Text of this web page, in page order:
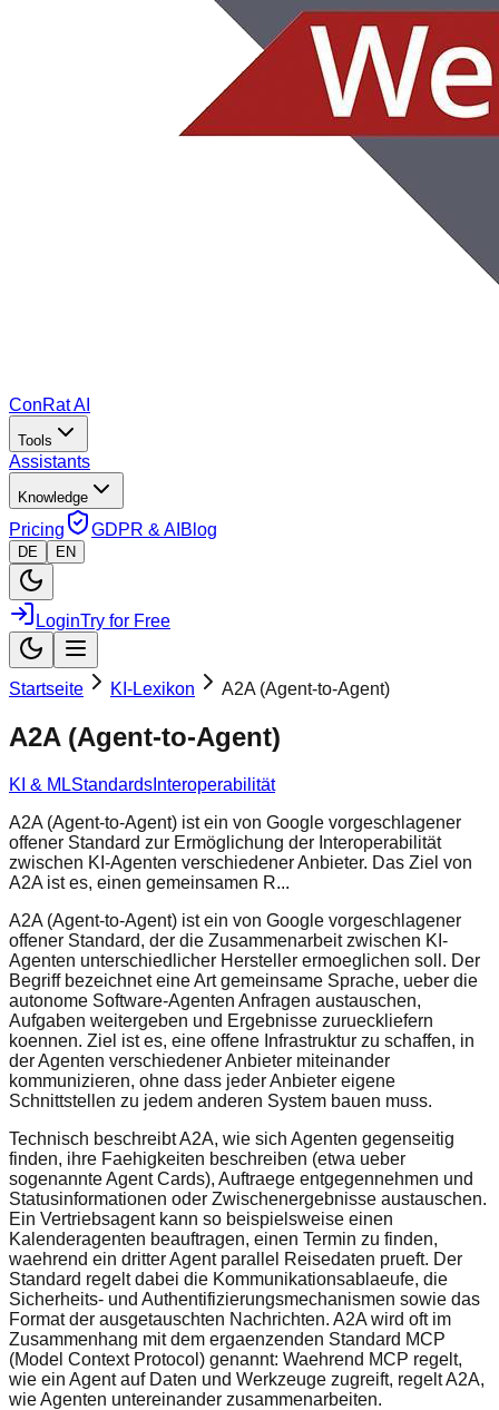
ConRat AI
Tools
Assistants
Knowledge
Pricing GDPR & AI Blog
DE EN
LoginTry for Free
Startseite KI-Lexikon A2A (Agent-to-Agent)
A2A (Agent-to-Agent)
KI & MLStandards Interoperabilität
A2A (Agent-to-Agent) ist ein von Google vorgeschlagener
offener Standard zur Ermöglichung der Interoperabilität
zwischen KI-Agenten verschiedener Anbieter. Das Ziel von
A2A ist es, einen gemeinsamen R...
A2A (Agent-to-Agent) ist ein von Google vorgeschlagener
offener Standard, der die Zusammenarbeit zwischen KI-
Agenten unterschiedlicher Hersteller ermoeglichen soll. Der
Begriff bezeichnet eine Art gemeinsame Sprache, ueber die
autonome Software-Agenten Anfragen austauschen,
Aufgaben weitergeben und Ergebnisse zurueckliefern
koennen. Ziel ist es, eine offene Infrastruktur zu schaffen, in
der Agenten verschiedener Anbieter miteinander
kommunizieren, ohne dass jeder Anbieter eigene
Schnittstellen zu jedem anderen System bauen muss.
Technisch beschreibt A2A, wie sich Agenten gegenseitig
finden, ihre Faehigkeiten beschreiben (etwa ueber
sogenannte Agent Cards), Auftraege entgegennehmen und
Statusinformationen oder Zwischenergebnisse austauschen.
Ein Vertriebsagent kann so beispielsweise einen
Kalenderagenten beauftragen, einen Termin zu finden,
waehrend ein dritter Agent parallel Reisedaten prueft. Der
Standard regelt dabei die Kommunikationsablaeufe, die
Sicherheits- und Authentifizierungsmechanismen sowie das
Format der ausgetauschten Nachrichten. A2A wird oft im
Zusammenhang mit dem ergaenzenden Standard MCP
(Model Context Protocol) genannt: Waehrend MCP regelt,
wie ein Agent auf Daten und Werkzeuge zugreift, regelt A2A,
wie Agenten untereinander zusammenarbeiten.